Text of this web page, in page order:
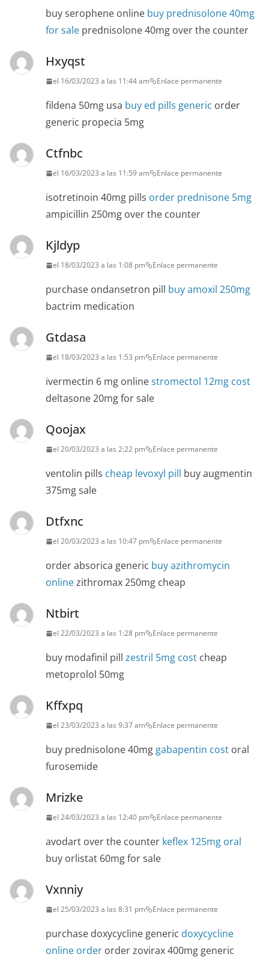
buy serophene online buy prednisolone 40mg
for sale prednisolone 40mg over the counter
Hxyqst
el 16/03/2023 a las 11:44 am Enlace permanente
fildena 50mg usa buy ed pills generic order
generic propecia 5mg
Ctfnbc
el 16/03/2023 a las 11:59 am Enlace permanente
isotretinoin 40mg pills order prednisone 5mg
ampicillin 250mg over the counter
Kjldyp
el 18/03/2023 a las 1:08 pm Enlace permanente
purchase ondansetron pill buy amoxil 250mg
bactrim medication
Gtdasa
el 18/03/2023 a las 1:53 pm Enlace permanente
ivermectin 6 mg onlinestromectol 12mg cost
deltasone 20mg for sale
Qoojax
el 20/03/2023 a las 2:22 pm Enlace permanente
ventolin pills cheap levoxyl pill buy augmentin
375mg sale
Dtfxnc
el 20/03/2023 a las 10:47 pm Enlace permanente
order absorica generic buy azithromycin
onlinezithromax 250mg cheap
Ntbirt
el 22/03/2023 a las 1:28 pm Enlace permanente
buy modafinil pill zestril 5mg cost cheap
metoprolol 50mg
Kffxpq
el 23/03/2023 a las 9:37 am Enlace permanente
buy prednisolone 40mg gabapentin cost oral
furosemide
Mrizke
el 24/03/2023 a las 12:40 pm Enlace permanente
avodart over the counter keflex 125mg oral
buy orlistat 60mg for sale
Vxnniy
el 25/03/2023 a las 8:31 pm Enlace permanente
purchase doxycycline generic doxycycline
online order order zovirax 400mg generic